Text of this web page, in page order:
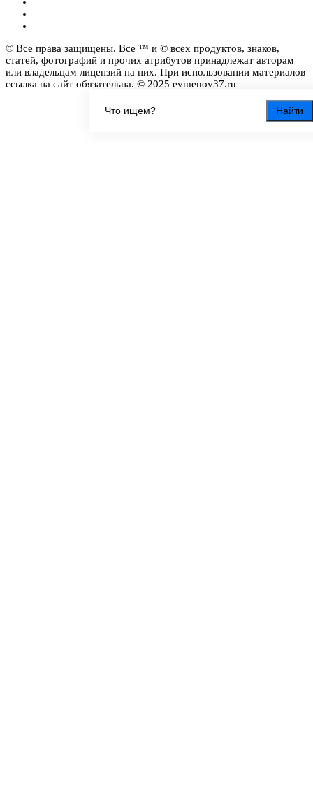
Найти
© Все права защищены. Все ™ и © всех продуктов, знаков,
статей, фотографий и прочих атрибутов принадлежат авторам
или владельцам лицензий на них. При использовании материалов
ссылка на сайт обязательна. © 2025 evmenov37.ru